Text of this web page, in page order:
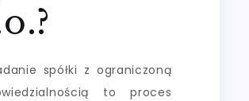
spółki z ograniczoną
to proces